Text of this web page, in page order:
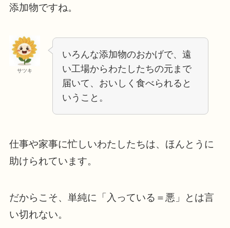
添加物ですね。
サツキ
いろんな添加物のおかげで、遠
い工場からわたしたちの元まで
届いて、おいしく食べられると
いうこと。
仕事や家事に忙しいわたしたちは、ほんとうに
助けられています。
だからこそ、単純に「入っている＝悪」とは言
い切れない。